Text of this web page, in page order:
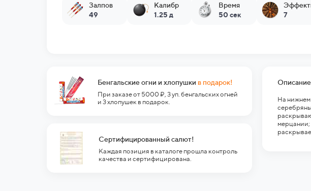
Залпов
49
Калибр
1.25 д
Время
50 сек
7
Бенгальские огни и хлопушки в подарок!
При заказе от 5000 ₽, 3 уп. бенгальских огней
и 3 хлопушек в подарок.
Сертифицированный салют!
Каждая позиция в каталоге прошла контроль
качества и сертифицирована.
На
мерцании;